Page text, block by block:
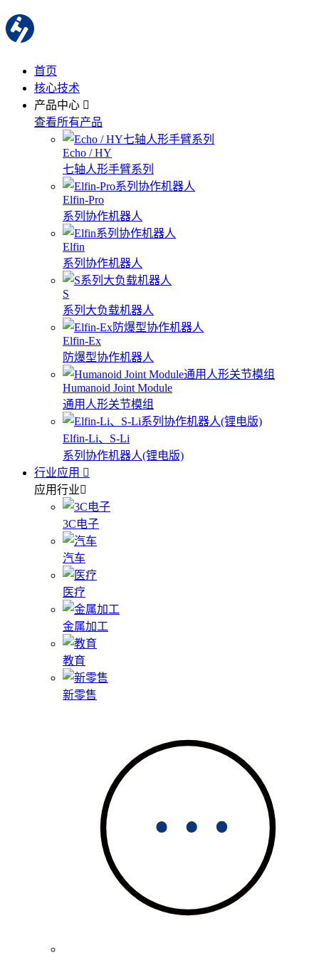
首页
核心技术
产品中心
查看所有产品
Echo / HY
七轴人形手臂系列
Elfin-Pro
系列协作机器人
Elfin
系列协作机器人
S
系列大负载机器人
Elfin-Ex
防爆型协作机器人
Humanoid Joint Module
通用人形关节模组
Elfin-Li、S-Li
系列协作机器人(锂电版)
行业应用
应用行业
3C电子
汽车
医疗
金属加工
教育
新零售